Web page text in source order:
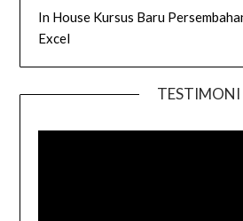
In House Kursus Baru
Excel
TESTIMONI